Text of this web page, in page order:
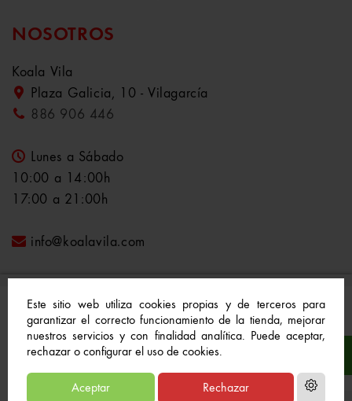
Este sitio web utiliza cookies propias y de terceros para
garantizar el correcto funcionamiento de la tienda, mejorar
nuestros servicios y con finalidad analítica. Puede aceptar,
rechazar o configurar el uso de cookies.
Aceptar Rechazar
NOSOTROS
Koala Vila
Plaza Galicia, 10 - Vilagarcía
886 906 446
Lunes a Sábado
10:00 a 14:00h
17:00 a 21:00h
info@koalavila.com
© 2021-2022 Koala Vila™. Todos los derechos